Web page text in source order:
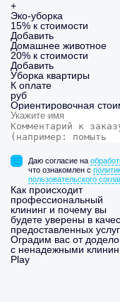
+
Эко-уборка
15% к стоимости
Добавить
Домашнее животное
20% к стоимости
Добавить
Уборка квартиры
К оплате
руб
Ориентировочная
Даю согласие на
что ознакомлен с
пользовательского
Как происходит
профессиональный
клининг и почему вы
будете уверены в
предоставленных услуг
Оградим вас от
с ненадежными
Play